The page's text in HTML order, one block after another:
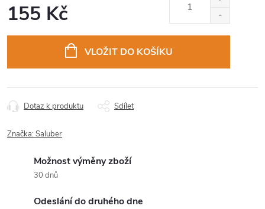
155 Kč
VLOŽIT DO KOŠÍKU
Dotaz k produktu Sdílet
Značka:Saluber
Možnost výměny zboží
30 dnů
Odeslání do druhého dne